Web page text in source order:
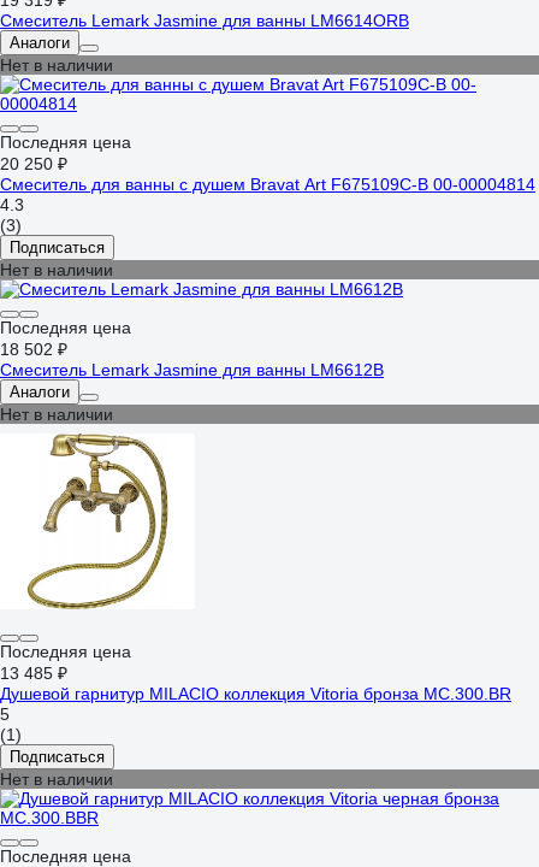
Смеситель Lemark Jasmine для ванны LM6614ORB
Аналоги
Нет в наличии
Последняя цена
20 250 ₽
Смеситель для ванны с душем Bravat Art F675109C-B 00-00004814
4.3
(3)
Подписаться
Нет в наличии
Последняя цена
18 502 ₽
Смеситель Lemark Jasmine для ванны LM6612B
Аналоги
Нет в наличии
Последняя цена
13 485 ₽
Душевой гарнитур MILACIO коллекция Vitoria бронза MC.300.BR
5
(1)
Подписаться
Нет в наличии
Последняя цена